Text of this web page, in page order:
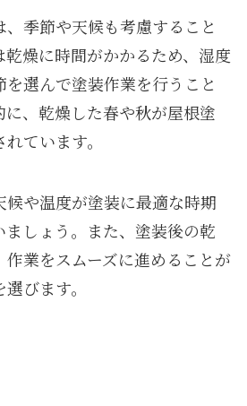
季節や天候も考慮すること
燥に時間がかかるため、湿度
選んで塗装作業を行うこと
、乾燥した春や秋が屋根塗
ています。
や温度が塗装に最適な時期
ましょう。また、塗装後の乾
業をスムーズに進めることが
びます。